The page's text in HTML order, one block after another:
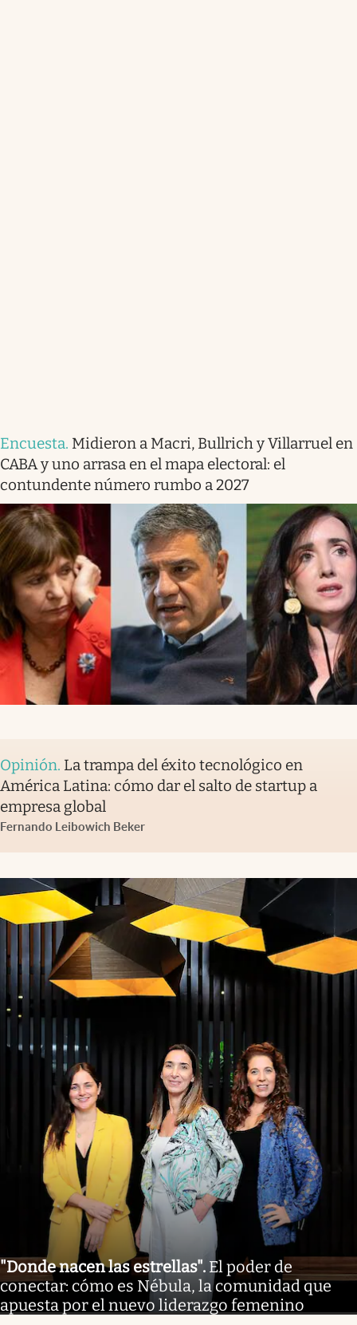
Encuesta. Midieron a Macri, Bullrich y Villarruel en
CABA y uno arrasa en el mapa electoral: el
contundente número rumbo a 2027
Opinión. La trampa del éxito tecnológico en
América Latina: cómo dar el salto de startup a
empresa global
Fernando Leibowich Beker
"Donde nacen las estrellas". El poder de
conectar: cómo es Nébula, la comunidad que
apuesta por el nuevo liderazgo femenino